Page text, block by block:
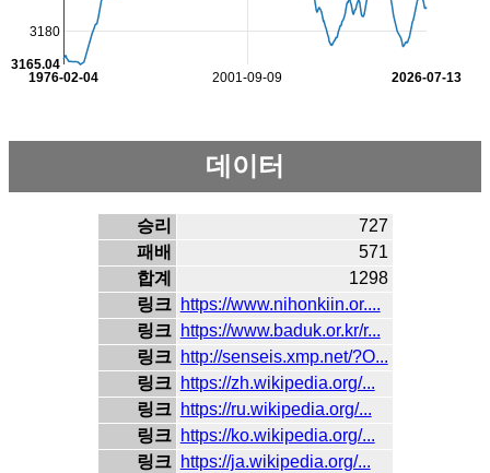
2001-09-09
1976-02-04 2026-07-13
3180
3165.04
데이터
승리
727
패배
571
합계
1298
링크 https://www.nihonkiin.or....
링크 https://www.baduk.or.kr/r...
링크 http://senseis.xmp.net/?O...
링크 https://zh.wikipedia.org/...
링크 https://ru.wikipedia.org/...
링크 https://ko.wikipedia.org/...
링크 https://ja.wikipedia.org/...